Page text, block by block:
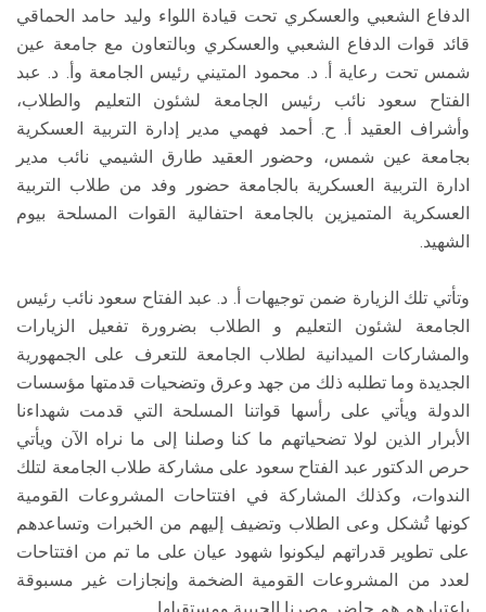
الدفاع الشعبي والعسكري تحت قيادة اللواء وليد حامد الحماقي
قائد قوات الدفاع الشعبي والعسكري وبالتعاون مع جامعة عين
شمس تحت رعاية أ. د. محمود المتيني رئيس الجامعة وأ. د. عبد
الفتاح سعود نائب رئيس الجامعة لشئون التعليم والطلاب،
وأشراف العقيد أ. ح. أحمد فهمي مدير إدارة التربية العسكرية
بجامعة عين شمس، وحضور العقيد طارق الشيمي نائب مدير
ادارة التربية العسكرية بالجامعة حضور وفد من طلاب التربية
العسكرية المتميزين بالجامعة احتفالية القوات المسلحة بيوم
الشهيد.
وتأتي تلك الزيارة ضمن توجيهات أ. د. عبد الفتاح سعود نائب رئيس
الجامعة لشئون التعليم و الطلاب بضرورة تفعيل الزيارات
والمشاركات الميدانية لطلاب الجامعة للتعرف على الجمهورية
الجديدة وما تطلبه ذلك من جهد وعرق وتضحيات قدمتها مؤسسات
الدولة ويأتي على رأسها قواتنا المسلحة التي قدمت شهداءنا
الأبرار الذين لولا تضحياتهم ما كنا وصلنا إلى ما نراه الآن ويأتي
حرص الدكتور عبد الفتاح سعود على مشاركة طلاب الجامعة لتلك
الندوات، وكذلك المشاركة في افتتاحات المشروعات القومية
كونها تُشكل وعى الطلاب وتضيف إليهم من الخبرات وتساعدهم
على تطوير قدراتهم ليكونوا شهود عيان على ما تم من افتتاحات
لعدد من المشروعات القومية الضخمة وإنجازات غير مسبوقة